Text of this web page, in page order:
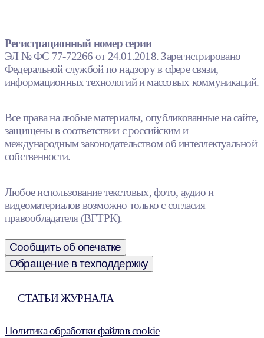
Регистрационный номер серии
ЭЛ № ФС 77-72266 от 24.01.2018. Зарегистрировано
Федеральной службой по надзору в сфере связи,
информационных технологий и массовых коммуникаций.
Все права на любые материалы, опубликованные на сайте,
защищены в соответствии с российским и
международным законодательством об интеллектуальной
собственности.
Любое использование текстовых, фото, аудио и
видеоматериалов возможно только с согласия
правообладателя (ВГТРК).
Сообщить об опечатке
Обращение в техподдержку
СТАТЬИ ЖУРНАЛА
Политика обработки файлов cookie